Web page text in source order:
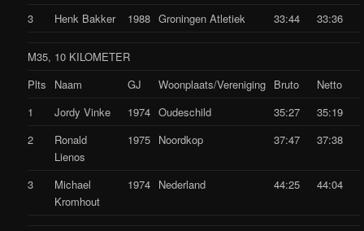
3 Henk Bakker 1988 Groningen Atletiek 33:44 33:36
M35, 10 KILOMETER
Plts
Naam GJ Woonplaats/Vereniging Bruto
Netto
1
Jordy Vinke 1974 Oudeschild 35:27
35:19
2
Ronald
Lienos
1975 Noordkop 37:47 37:38
3
Michael
Kromhout
1974 Nederland 44:25 44:04